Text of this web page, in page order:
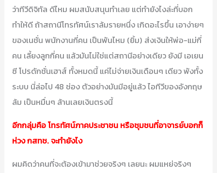
ว่าทีวีดิจิทัล ดีไหม ผมสนับสนุนทำเลย แต่ทำยังไงล่ะที่บอก
ทำให้ดี ถ้าสถานีโทรทัศน์เราล้มรายหนึ่ง เกิดอะไรขึ้น เอาง่ายๆ
ของเนชั่น พนักงานกี่คน เป็นพันไหม (ยิ้ม) ส่งเงินให้พ่อ-แม่กี่
คน เลี้ยงลูกกี่คน แล้วมันไม่ใช่แต่สถานีอย่างเดียว ยังมี เอเยน
ซี โปรดักชั่นเฮาส์ ทั้งหมดนี้ แค่ไม่จ่ายเงินเดือนๆ เดียว พังทั้ง
ระบบ นี่ล่อไป 48 ช่อง ตัวอย่างมันมีอยู่แล้ว ไอทีวีของอังกฤษ
ล้ม เป็นหมื่นๆ ล้านเลยเงินตรงนี้
อีกกลุ่มคือ โทรทัศน์ภาคประชาชน หรือชุมชนที่อาจารย์บอกก็
ห่วง กสทช. จะทำยังไง
ผมคิดว่าคนที่จะต้องเข้ามาช่วยจริงๆ เลยนะ ผมแหย่จริงๆ